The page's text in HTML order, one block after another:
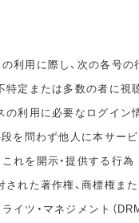
利用に際し、次の各号
定または多数の者に視
利用に必要なログイン
を問わず他人に本サー
れを開示・提供する行為
れた著作権、商標権ま
イツ・マネジメント（